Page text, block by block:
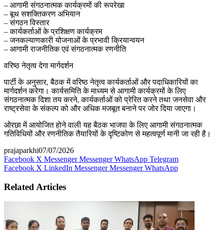
– आगामी संगठनात्मक कार्यक्रमों की रूपरेखा
– बूथ सशक्तिकरण अभियान
– संगठन विस्तार
– कार्यकर्ताओं के प्रशिक्षण कार्यक्रम
– जनकल्याणकारी योजनाओं के प्रभावी क्रियान्वयन
– आगामी राजनीतिक एवं संगठनात्मक रणनीति
वरिष्ठ नेतृत्व देगा मार्गदर्शन
पार्टी के अनुसार, बैठक में वरिष्ठ नेतृत्व कार्यकर्ताओं और पदाधिकारियों का
मार्गदर्शन करेगा। कार्यसमिति के माध्यम से आगामी कार्यक्रमों के लिए
संगठनात्मक दिशा तय करने, कार्यकर्ताओं को प्रेरित करने तथा जनसेवा और
राष्ट्रसेवा के संकल्प को और अधिक मजबूत बनाने पर जोर दिया जाएगा।
ओरछा में आयोजित होने वाली यह बैठक भाजपा के लिए आगामी संगठनात्मक
गतिविधियों और रणनीतिक तैयारियों के दृष्टिकोण से महत्वपूर्ण मानी जा रही है।
prajaparkhi07/07/2026
Facebook X Messenger Messenger WhatsApp Telegram
Facebook X LinkedIn Messenger Messenger WhatsApp
Related Articles